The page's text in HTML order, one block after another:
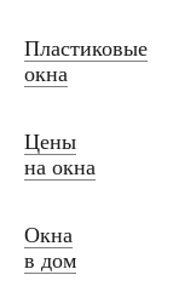
Пластиковые
окна
Цены
на окна
Окна
в дом